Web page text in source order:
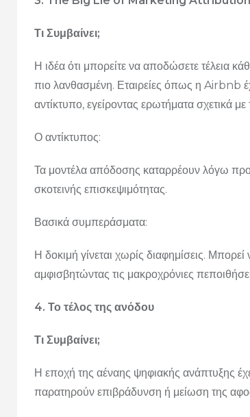
Τι Συμβαίνει;
Η ιδέα ότι μπορείτε να αποδώσετε τέλεια
πιο λανθασμένη. Εταιρείες όπως η Airbnb
αντίκτυπο, εγείροντας ερωτήματα σχετικά
Ο αντίκτυπος:
Τα μοντέλα απόδοσης καταρρέουν λόγω
σκοτεινής επισκεψιμότητας.
Βασικά συμπεράσματα:
Η δοκιμή γίνεται χωρίς διαφημίσεις.
αμφισβητώντας τις μακροχρόνιες
4. Το τέλος της ανόδου
Τι Συμβαίνει;
Η εποχή της αέναης ψηφιακής ανάπτυξης
παρατηρούν επιβράδυνση ή μείωση της